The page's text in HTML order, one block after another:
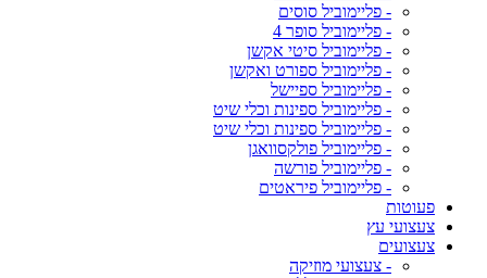
- פליימוביל סוסים
- פליימוביל סופר 4
- פליימוביל סיטי אקשן
- פליימוביל ספורט ואקשן
- פליימוביל ספיישל
- פליימוביל ספינות וכלי שיט
- פליימוביל ספינות וכלי שיט
- פליימוביל פולקסוואגן
- פליימוביל פורשה
- פליימוביל פיראטים
פעוטות
צעצועי עץ
צעצועים
- צעצועי מוזיקה